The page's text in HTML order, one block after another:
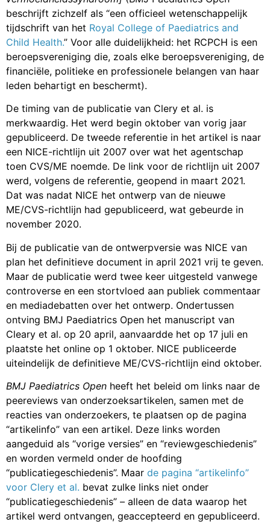
beschrijft zichzelf als “een officieel wetenschappelijk
tijdschrift van het Royal College of Paediatrics and
Child Health.” Voor alle duidelijkheid: het RCPCH is een
beroepsvereniging die, zoals elke beroepsvereniging, de
financiële, politieke en professionele belangen van haar
leden behartigt en beschermt).
De timing van de publicatie van Clery et al. is
merkwaardig. Het werd begin oktober van vorig jaar
gepubliceerd. De tweede referentie in het artikel is naar
een NICE-richtlijn uit 2007 over wat het agentschap
toen CVS/ME noemde. De link voor de richtlijn uit 2007
werd, volgens de referentie, geopend in maart 2021.
Dat was nadat NICE het ontwerp van de nieuwe
ME/CVS-richtlijn had gepubliceerd, wat gebeurde in
november 2020.
Bij de publicatie van de ontwerpversie was NICE van
plan het definitieve document in april 2021 vrij te geven.
Maar de publicatie werd twee keer uitgesteld vanwege
controverse en een stortvloed aan publiek commentaar
en mediadebatten over het ontwerp. Ondertussen
ontving BMJ Paediatrics Open het manuscript van
Cleary et al. op 20 april, aanvaardde het op 17 juli en
plaatste het online op 1 oktober. NICE publiceerde
uiteindelijk de definitieve ME/CVS-richtlijn eind oktober.
BMJ Paediatrics Open heeft het beleid om links naar de
peereviews van onderzoeksartikelen, samen met de
reacties van onderzoekers, te plaatsen op de pagina
“artikelinfo” van een artikel. Deze links worden
aangeduid als “vorige versies” en “reviewgeschiedenis”
en worden vermeld onder de hoofding
“publicatiegeschiedenis”. Maar de pagina “artikelinfo”
voor Clery et al. bevat zulke links niet onder
“publicatiegeschiedenis” – alleen de data waarop het
artikel werd ontvangen, geaccepteerd en gepubliceerd.